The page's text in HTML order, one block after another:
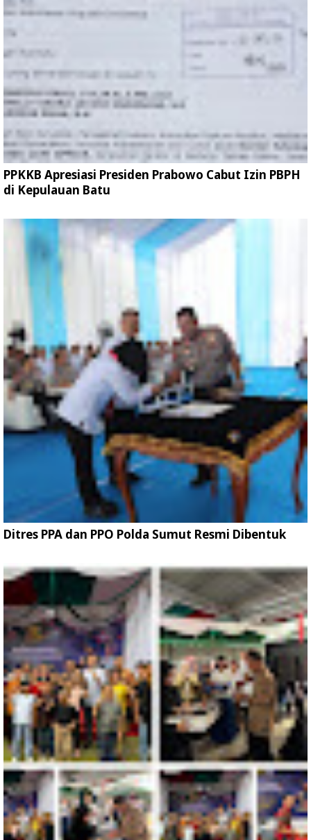
PPKKB Apresiasi Presiden Prabowo Cabut Izin PBPH
di Kepulauan Batu
Ditres PPA dan PPO Polda Sumut Resmi Dibentuk